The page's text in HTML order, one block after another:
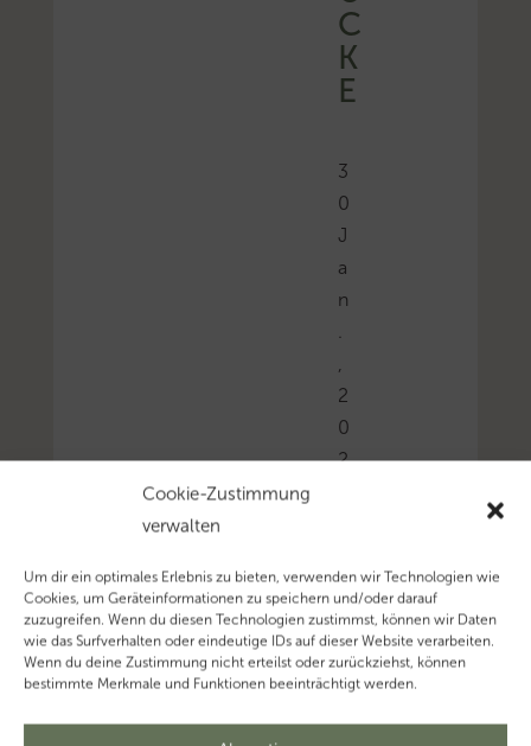
Cookie-Zustimmung
verwalten
Um dir ein optimales Erlebnis zu bieten, verwenden wir Technologien wie
Cookies, um Geräteinformationen zu speichern und/oder darauf
zuzugreifen. Wenn du diesen Technologien zustimmst, können wir Daten
wie das Surfverhalten oder eindeutige IDs auf dieser Website verarbeiten.
Wenn du deine Zustimmung nicht erteilst oder zurückziehst, können
bestimmte Merkmale und Funktionen beeinträchtigt werden.
K
E
3
0
J
a
n
.
,
2
0
2
Das
FG
Berlin-
Brandenburg
hält